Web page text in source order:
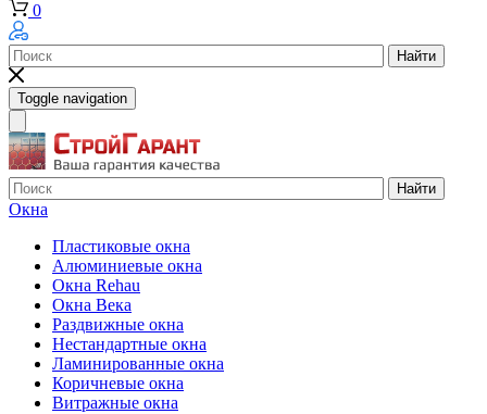
0
Найти
Toggle navigation
Найти
Окна
Пластиковые окна
Алюминиевые окна
Окна Rehau
Окна Века
Раздвижные окна
Нестандартные окна
Ламинированные окна
Коричневые окна
Витражные окна